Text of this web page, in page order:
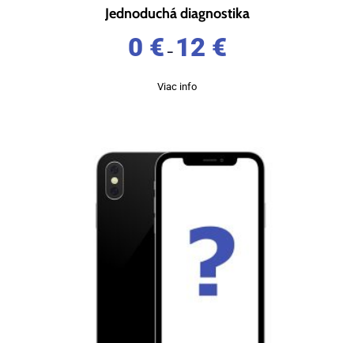
Jednoduchá diagnostika
0 € – 12 €
Viac info